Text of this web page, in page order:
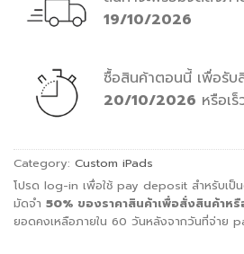
19/10/2026
ซื้อสินค้าตอนนี้ เพื่อรับ
20/10/2026 หรือเ
Category: Custom iPads
โปรด log-in เพื่อใช้ pay deposit สำหรับเป็น
มัดจำ 50% ของราคาสินค้าเพื่อสั่งสินค้าห
ยอดคงเหลือภายใน 60 วันหลังจากวันที่จ่าย